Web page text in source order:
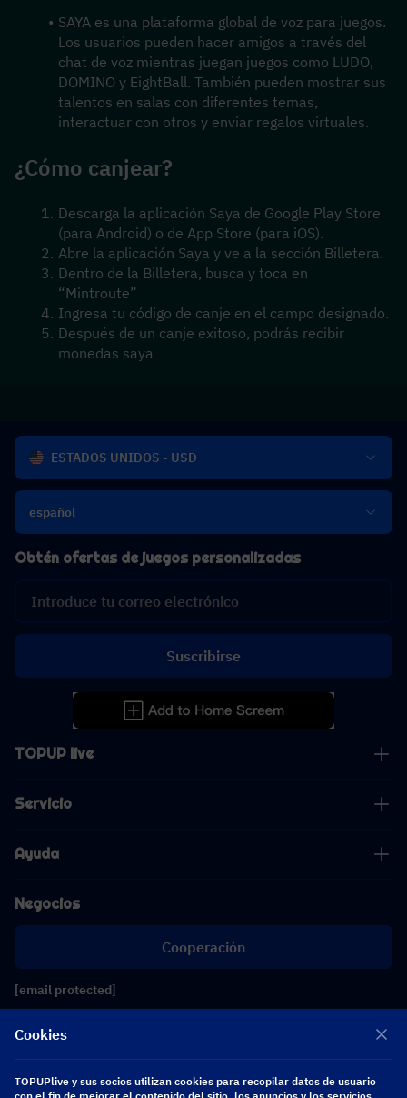
SAYA es una plataforma global de voz para juegos.
Los usuarios pueden hacer amigos a través del
chat de voz mientras juegan juegos como LUDO,
DOMINO y EightBall. También pueden mostrar sus
talentos en salas con diferentes temas,
interactuar con otros y enviar regalos virtuales.
¿Cómo canjear?
Descarga la aplicación Saya de Google Play Store
(para Android) o de App Store (para iOS).
Abre la aplicación Saya y ve a la sección Billetera.
Dentro de la Billetera, busca y toca en
“Mintroute”
Ingresa tu código de canje en el campo designado.
Después de un canje exitoso, podrás recibir
monedas saya
ESTADOS UNIDOS - USD
español
TOPUP live
Servicio
Ayuda
Negocios
Cooperación
[email protected]
Obtén ofertas de juegos personalizadas
Suscribirse
Cookies
TOPUPlive y sus socios utilizan cookies para recopilar datos de usuario